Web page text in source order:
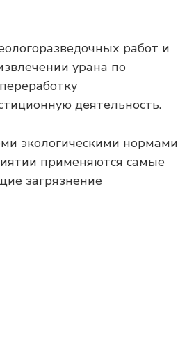
работ и
урана по
деятельность.
экологическими нормами
применяются самые
загрязнение